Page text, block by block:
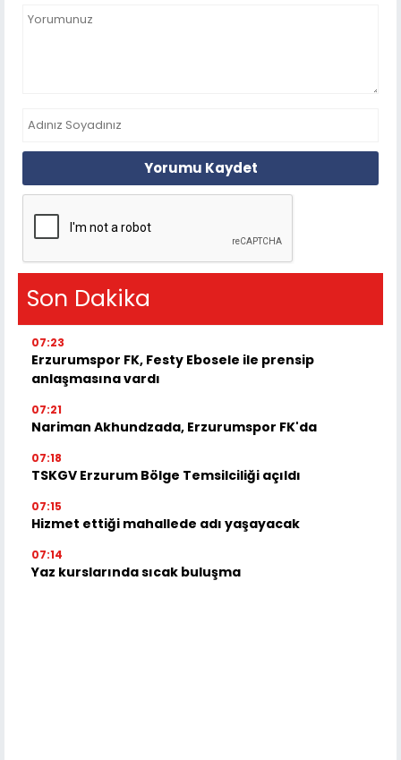
Yorumu Kaydet
Son Dakika
07:23
Erzurumspor FK, Festy Ebosele ile prensip
anlaşmasına vardı
07:21
Nariman Akhundzada, Erzurumspor FK'da
07:18
TSKGV Erzurum Bölge Temsilciliği açıldı
07:15
Hizmet ettiği mahallede adı yaşayacak
07:14
Yaz kurslarında sıcak buluşma